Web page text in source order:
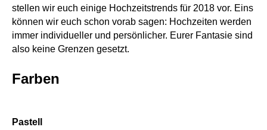
stellen wir euch einige Hochzeitstrends für 2018 vor. Eins
können wir euch schon vorab sagen: Hochzeiten werden
immer individueller und persönlicher. Eurer Fantasie sind
also keine Grenzen gesetzt.
Farben
Pastell